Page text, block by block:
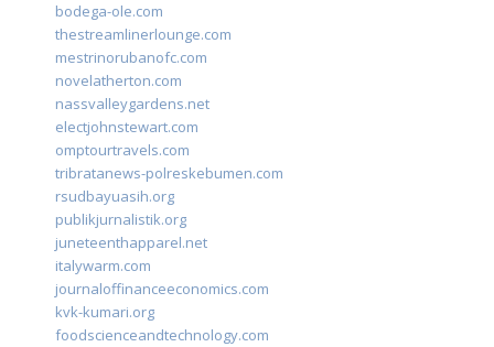
bodega-ole.com
thestreamlinerlounge.com
mestrinorubanofc.com
novelatherton.com
nassvalleygardens.net
electjohnstewart.com
omptourtravels.com
tribratanews-polreskebumen.com
rsudbayuasih.org
publikjurnalistik.org
juneteenthapparel.net
italywarm.com
journaloffinanceeconomics.com
kvk-kumari.org
foodscienceandtechnology.com